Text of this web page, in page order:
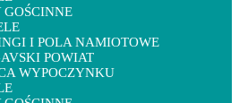
GOŚCINNE
I POLA NAMIOTOWE
POWIAT
WYPOCZYNKU